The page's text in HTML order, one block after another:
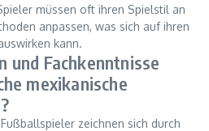
müssen oft ihren Spielstil an
anpassen, was sich auf ihren
kann.
und Fachkenntnisse
mexikanische
zeichnen sich durch